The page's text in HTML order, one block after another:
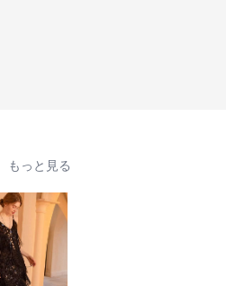
もっと見る